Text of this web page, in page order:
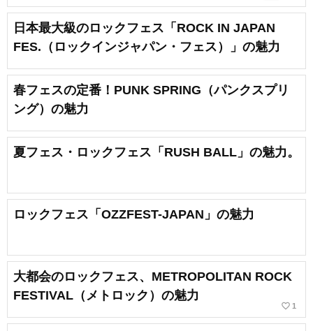
日本最大級のロックフェス「ROCK IN JAPAN
FES.（ロックインジャパン・フェス）」の魅力
春フェスの定番！PUNK SPRING（パンクスプリ
ング）の魅力
夏フェス・ロックフェス「RUSH BALL」の魅力。
ロックフェス「OZZFEST-JAPAN」の魅力
大都会のロックフェス、METROPOLITAN ROCK
FESTIVAL（メトロック）の魅力
favorite_border 1